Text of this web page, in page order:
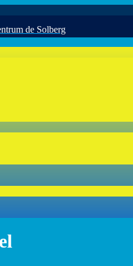
de Solberg